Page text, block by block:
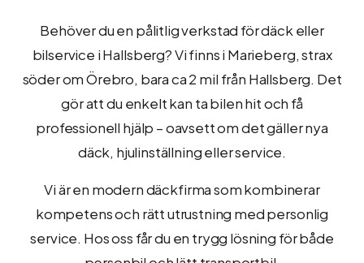
Behöver du en pålitlig verkstad för däck eller
bilservice i Hallsberg? Vi finns i Marieberg, strax
söder om Örebro, bara ca 2 mil från Hallsberg. Det
gör att du enkelt kan ta bilen hit och få
professionell hjälp – oavsett om det gäller nya
däck, hjulinställning eller service.
Vi är en modern däckfirma som kombinerar
kompetens och rätt utrustning med personlig
service. Hos oss får du en trygg lösning för både